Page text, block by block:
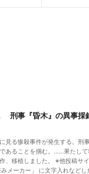
刑事『昏木』の異事採
見る惨殺事件が発生する。刑
あることを掴む。……果たし
、移植しました。 ※他投稿サ
メーカー」 に文字入れなど